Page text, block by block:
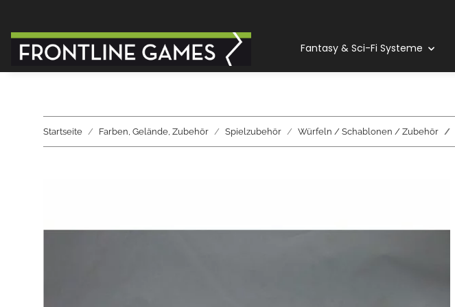
Fantasy & Sci-Fi Systeme
Startseite Farben, Gelände, Zubehör Spielzubehör Würfeln / Schablonen / Zubehör